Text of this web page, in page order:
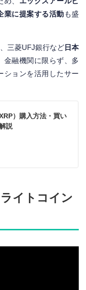
業に提案する活動 も盛
三菱UFJ銀行など 日本
金融機関に限らず、多
ションを活用したサー
）購入方法・買い
説
イトコイン